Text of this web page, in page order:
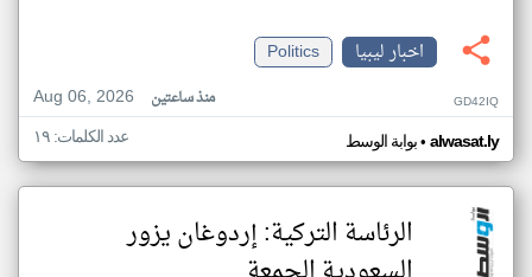
اخبار ليبيا
Politics
Aug 06, 2026
منذ ساعتين GD42IQ
بوابة الوسط• alwasat.ly عدد الكلمات: ١٩
الرئاسة التركية: إردوغان يزور